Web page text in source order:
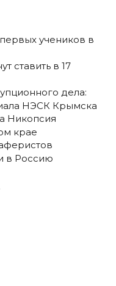
учеников в
ставить в 17
дела:
НЭСК Крымска
Никопсия
крае
в Россию